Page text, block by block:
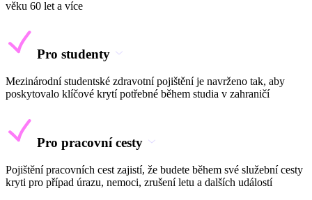
věku 60 let a více
Pro studenty
Mezinárodní studentské zdravotní pojištění je navrženo tak, aby
poskytovalo klíčové krytí potřebné během studia v zahraničí
Pro pracovní cesty
Pojištění pracovních cest zajistí, že budete během své služební cesty
kryti pro případ úrazu, nemoci, zrušení letu a dalších událostí